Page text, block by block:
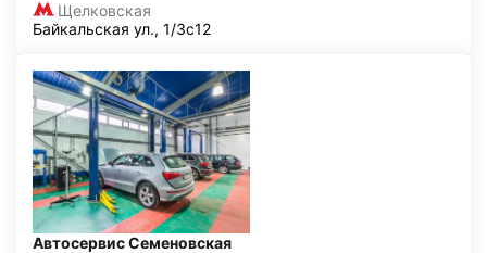
Щелковская
Байкальская ул., 1/3с12
Автосервис Семеновская